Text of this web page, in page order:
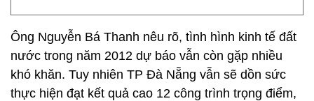
Ông Nguyễn Bá Thanh nêu rõ, tình hình kinh tế đất
nước trong năm 2012 dự báo vẫn còn gặp nhiều
khó khăn. Tuy nhiên TP Đà Nẵng vẫn sẽ dồn sức
thực hiện đạt kết quả cao 12 công trình trọng điểm,